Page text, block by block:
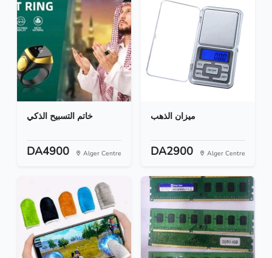
خاتم التسبيح الذكي
DA4900 Alger Centre
ميزان الذهب
DA2900 Alger Centre